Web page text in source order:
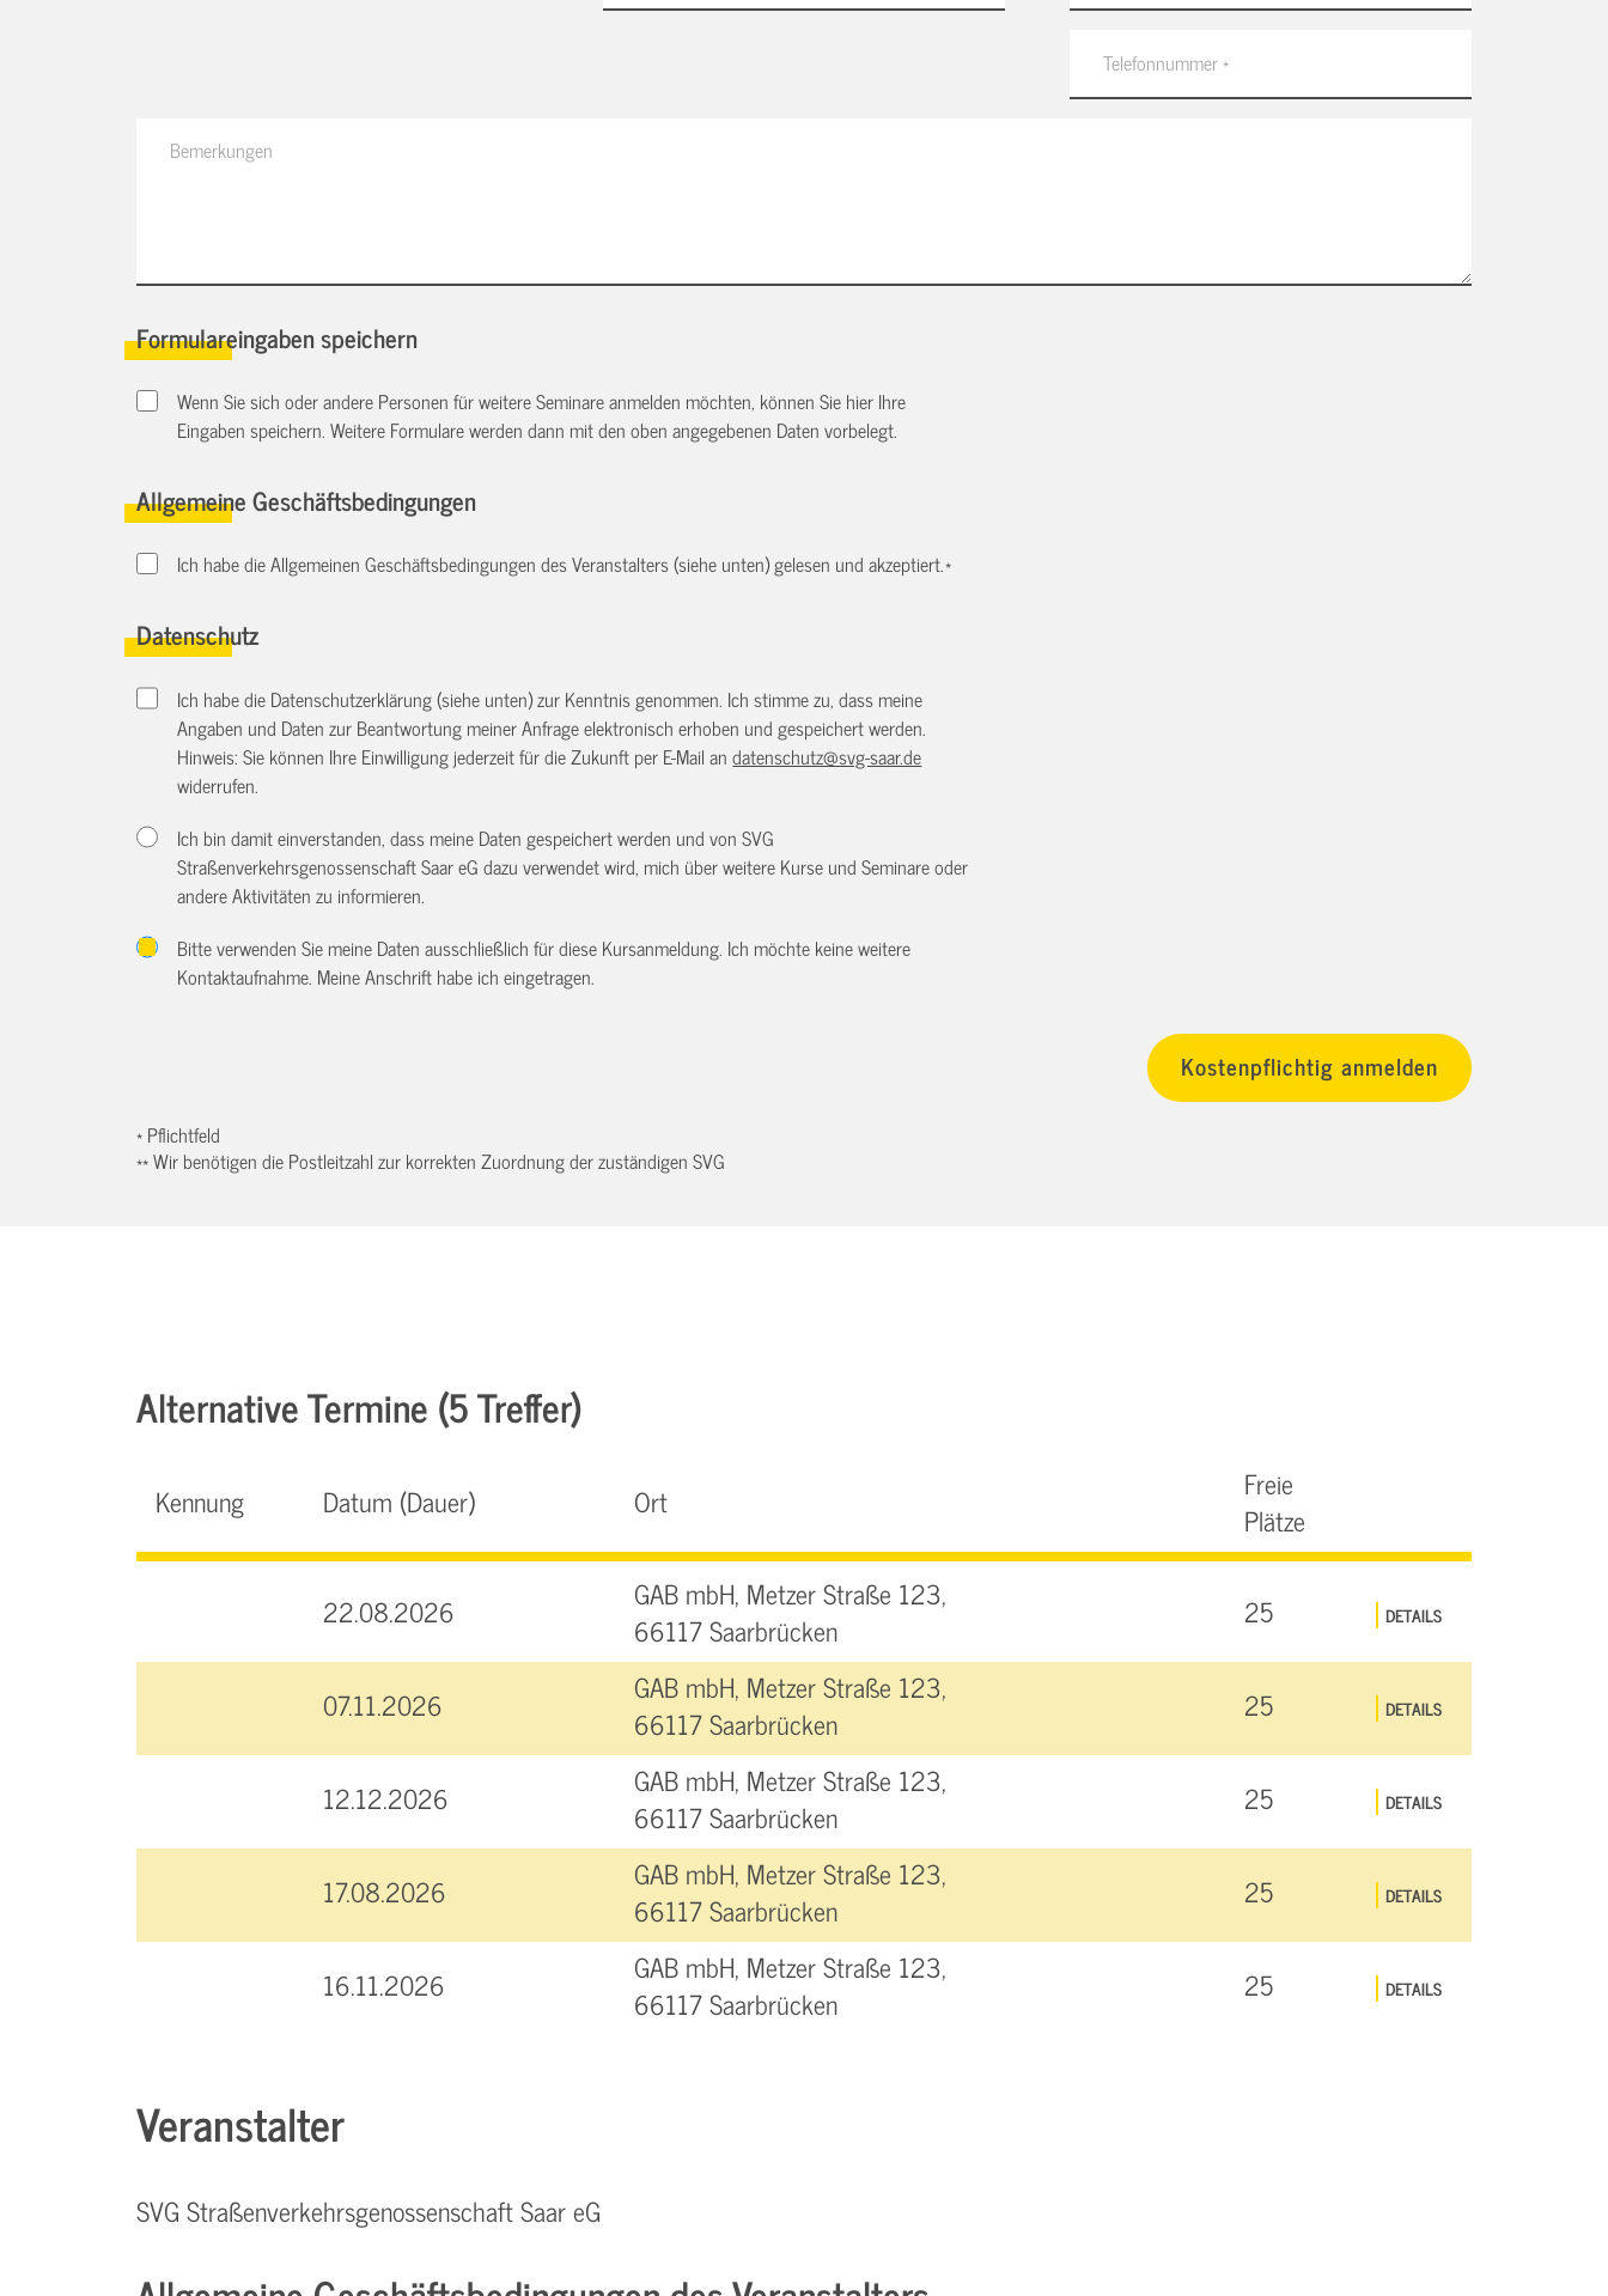
Formulareingaben speichern
Wenn Sie sich oder andere Personen für weitere Seminare anmelden möchten, können Sie hier Ihre
Eingaben speichern. Weitere Formulare werden dann mit den oben angegebenen Daten vorbelegt.
Allgemeine Geschäftsbedingungen
Ich habe die Allgemeinen Geschäftsbedingungen des Veranstalters (siehe unten) gelesen und akzeptiert.*
Datenschutz
Ich habe die Datenschutzerklärung (siehe unten) zur Kenntnis genommen. Ich stimme zu, dass meine
Angaben und Daten zur Beantwortung meiner Anfrage elektronisch erhoben und gespeichert werden.
Hinweis: Sie können Ihre Einwilligung jederzeit für die Zukunft per E-Mail andatenschutz@svg-saar.de
widerrufen.
Ich bin damit einverstanden, dass meine Daten gespeichert werden und von SVG
Straßenverkehrsgenossenschaft Saar eG dazu verwendet wird, mich über weitere Kurse und Seminare oder
andere Aktivitäten zu informieren.
Bitte verwenden Sie meine Daten ausschließlich für diese Kursanmeldung. Ich möchte keine weitere
Kontaktaufnahme. Meine Anschrift habe ich eingetragen.
* Pflichtfeld
** Wir benötigen die Postleitzahl zur korrekten Zuordnung der zuständigen SVG
Alternative Termine (5 Treffer)
Kennung Datum (Dauer) Ort
Freie
Plätze
22.08.2026
GAB mbH, Metzer Straße 123,
66117 Saarbrücken
25 DETAILS
07.11.2026
GAB mbH, Metzer Straße 123,
66117 Saarbrücken
25 DETAILS
12.12.2026
GAB mbH, Metzer Straße 123,
66117 Saarbrücken
25 DETAILS
17.08.2026
GAB mbH, Metzer Straße 123,
66117 Saarbrücken
25 DETAILS
16.11.2026
GAB mbH, Metzer Straße 123,
66117 Saarbrücken
25 DETAILS
Veranstalter
SVG Straßenverkehrsgenossenschaft Saar eG